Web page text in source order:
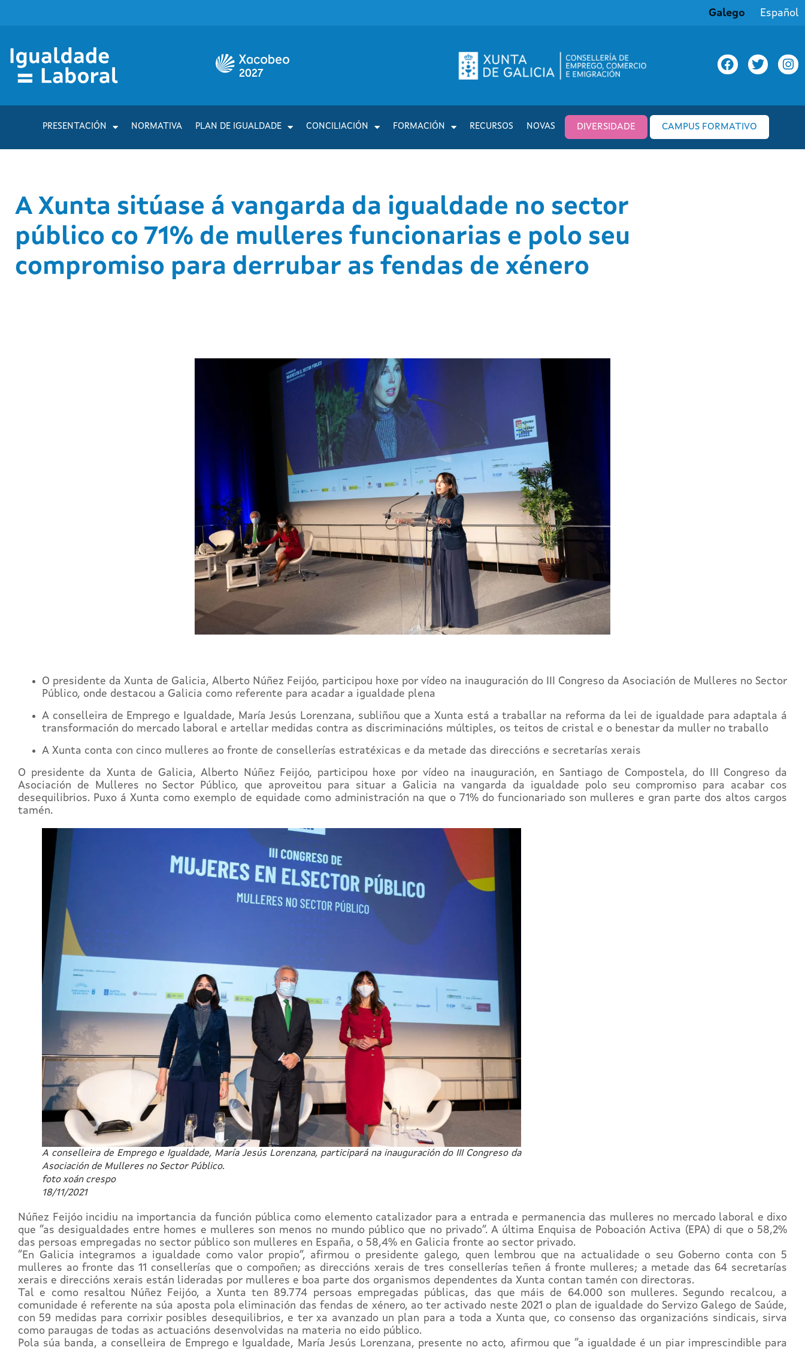
Galego Español
PRESENTACIÓN NORMATIVA PLAN DE IGUALDADE CONCILIACIÓN FORMACIÓN RECURSOS NOVAS DIVERSIDADE CAMPUS FORMATIVO
A Xunta sitúase á vangarda da igualdade no sector
público co 71% de mulleres funcionarias e polo seu
compromiso para derrubar as fendas de xénero
O presidente da Xunta de Galicia, Alberto Núñez Feijóo, participou hoxe por vídeo na inauguración do III Congreso da Asociación de Mulleres no Sector
Público, onde destacou a Galicia como referente para acadar a igualdade plena
A conselleira de Emprego e Igualdade, María Jesús Lorenzana, subliñou que a Xunta está a traballar na reforma da lei de igualdade para adaptala á
transformación do mercado laboral e artellar medidas contra as discriminacións múltiples, os teitos de cristal e o benestar da muller no traballo
A Xunta conta con cinco mulleres ao fronte de consellerías estratéxicas e da metade das direccións e secretarías xerais
O presidente da Xunta de Galicia, Alberto Núñez Feijóo, participou hoxe por vídeo na inauguración, en Santiago de Compostela, do III Congreso da
Asociación de Mulleres no Sector Público, que aproveitou para situar a Galicia na vangarda da igualdade polo seu compromiso para acabar cos
desequilibrios. Puxo á Xunta como exemplo de equidade como administración na que o 71% do funcionariado son mulleres e gran parte dos altos cargos
tamén.
A conselleira de Emprego e Igualdade, María Jesús Lorenzana, participará na inauguración do III Congreso da
Asociación de Mulleres no Sector Público.
foto xoán crespo
18/11/2021
Núñez Feijóo incidiu na importancia da función pública como elemento catalizador para a entrada e permanencia das mulleres no mercado laboral e dixo
que “as desigualdades entre homes e mulleres son menos no mundo público que no privado”. A última Enquisa de Poboación Activa (EPA) di que o 58,2%
das persoas empregadas no sector público son mulleres en España, o 58,4% en Galicia fronte ao sector privado.
“En Galicia integramos a igualdade como valor propio”, afirmou o presidente galego, quen lembrou que na actualidade o seu Goberno conta con 5
mulleres ao fronte das 11 consellerías que o compoñen; as direccións xerais de tres consellerías teñen á fronte mulleres; a metade das 64 secretarías
xerais e direccións xerais están lideradas por mulleres e boa parte dos organismos dependentes da Xunta contan tamén con directoras.
Tal e como resaltou Núñez Feijóo, a Xunta ten 89.774 persoas empregadas públicas, das que máis de 64.000 son mulleres. Segundo recalcou, a
comunidade é referente na súa aposta pola eliminación das fendas de xénero, ao ter activado neste 2021 o plan de igualdade do Servizo Galego de Saúde,
con 59 medidas para corrixir posibles desequilibrios, e ter xa avanzado un plan para a toda a Xunta que, co consenso das organizacións sindicais, sirva
como paraugas de todas as actuacións desenvolvidas na materia no eido público.
Pola súa banda, a conselleira de Emprego e Igualdade, María Jesús Lorenzana, presente no acto, afirmou que “a igualdade é un piar imprescindible para